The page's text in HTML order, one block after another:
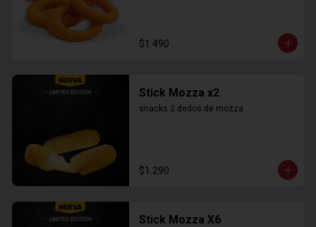
$1.490
Stick Mozza x2
snacks 2 dedos de mozza
$1.290
Stick Mozza X6